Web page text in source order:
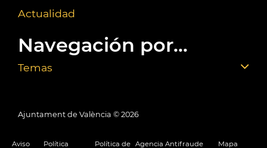
Actualidad
Navegación por...
Temas
Ajuntament de València © 2026
Aviso
Política
Política de Agencia Antifraude
Mapa